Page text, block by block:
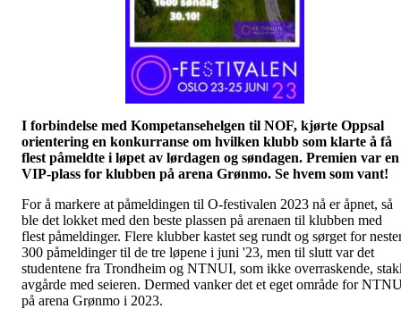
I forbindelse med Kompetansehelgen til NOF, kjørte Oppsal
orientering en konkurranse om hvilken klubb som klarte å få
flest påmeldte i løpet av lørdagen og søndagen. Premien var en
VIP-plass for klubben på arena Grønmo. Se hvem som vant!
For å markere at påmeldingen til O-festivalen 2023 nå er åpnet, så
ble det lokket med den beste plassen på arenaen til klubben med
flest påmeldinger. Flere klubber kastet seg rundt og sørget for
300 påmeldinger til de tre løpene i juni '23, men til slutt var det
studentene fra Trondheim og NTNUI, som ikke overraskende,
avgårde med seieren. Dermed vanker det et eget område for
på arena Grønmo i 2023.